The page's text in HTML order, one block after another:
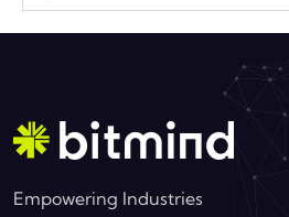
Empowering Industries